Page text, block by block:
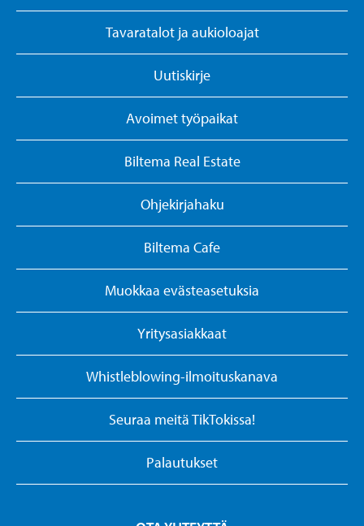
Tavaratalot ja aukioloajat
Uutiskirje
Avoimet työpaikat
Biltema Real Estate
Ohjekirjahaku
Biltema Cafe
Muokkaa evästeasetuksia
Yritysasiakkaat
Whistleblowing-ilmoituskanava
Seuraa meitä TikTokissa!
Palautukset